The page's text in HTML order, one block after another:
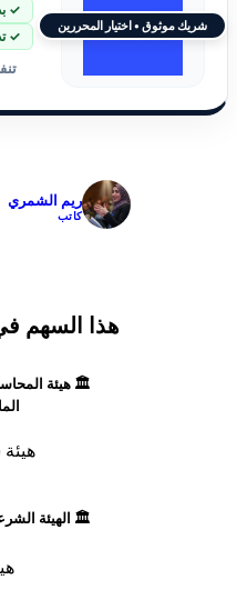
شريك موثوق • اختيار المحررين
✓
✓
ريم الشمري
كاتب
هذا السهم في قوائم
🏛️ هيئة
🏛️ الهيئة